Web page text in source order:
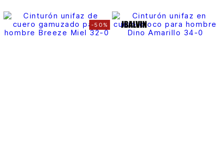
-50%